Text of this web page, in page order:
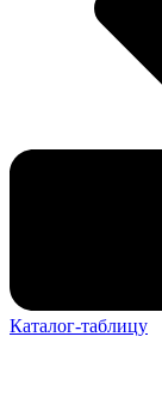
Каталог-таблицу